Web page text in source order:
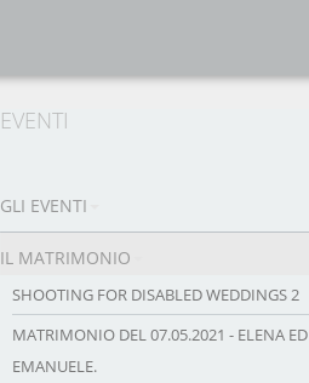
EVENTI
GLI EVENTI
IL MATRIMONIO
SHOOTING FOR DISABLED WEDDINGS 2
MATRIMONIO DEL 07.05.2021 - ELENA ED
EMANUELE.